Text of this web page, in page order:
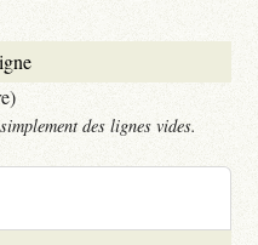
des lignes vides.